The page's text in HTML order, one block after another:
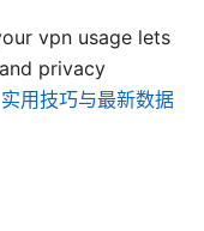
vpn usage lets
privacy
用技巧与最新数据